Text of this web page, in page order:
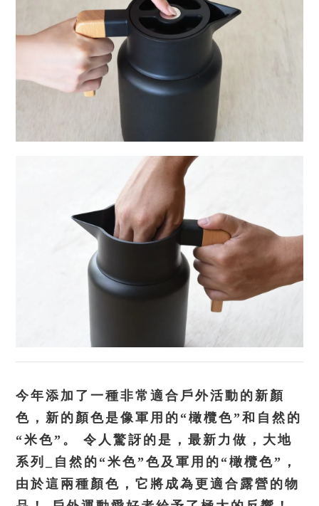
今年添加了一種非常適合戶外活動的新顏
色，新的顏色是像軍用的“橄欖色”和自然的
“米色”。 令人驚訝的是，最新力做，大地
系列_自然的“米色”色及軍用的“橄欖色”，
由於這兩種顏色，它將成為更適合露營的物